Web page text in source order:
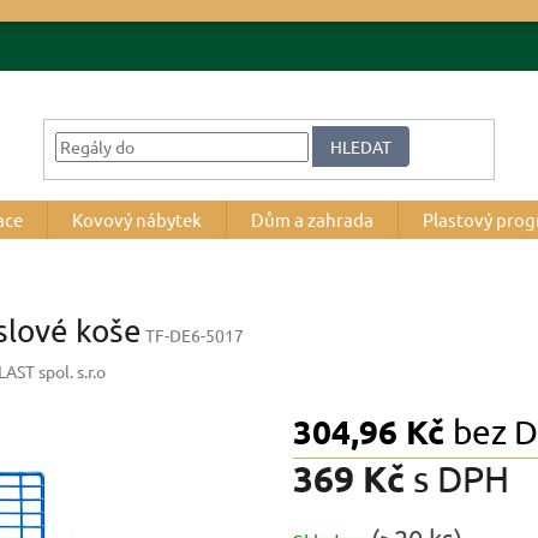
HLEDAT
Kovový nábytek Dům a zahrada Plastový
koše TF-DE6-5017
spol. s.r.o
304,96 Kč bez
369 Kč s DPH